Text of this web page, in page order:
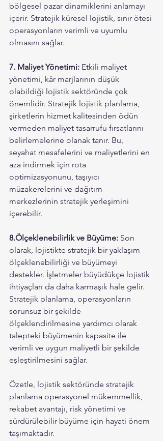
bölgesel pazar dinamiklerini anlamayı
içerir. Stratejik küresel lojistik, sınır ötesi
operasyonların verimli ve uyumlu
olmasını sağlar.
7. Maliyet Yönetimi: Etkili maliyet
yönetimi, kâr marjlarının düşük
olabildiği lojistik sektöründe çok
önemlidir. Stratejik lojistik planlama,
şirketlerin hizmet kalitesinden ödün
vermeden maliyet tasarrufu fırsatlarını
belirlemelerine olanak tanır. Bu,
seyahat mesafelerini ve maliyetlerini en
aza indirmek için rota
optimizasyonunu, taşıyıcı
müzakerelerini ve dağıtım
merkezlerinin stratejik yerleşimini
içerebilir.
8.Ölçeklenebilirlik ve Büyüme: Son
olarak, lojistikte stratejik bir yaklaşım
ölçeklenebilirliği ve büyümeyi
destekler. İşletmeler büyüdükçe lojistik
ihtiyaçları da daha karmaşık hale gelir.
Stratejik planlama, operasyonların
sorunsuz bir şekilde
ölçeklendirilmesine yardımcı olarak
talepteki büyümenin kapasite ile
verimli ve uygun maliyetli bir şekilde
eşleştirilmesini sağlar.
Özetle, lojistik sektöründe stratejik
planlama operasyonel mükemmellik,
rekabet avantajı, risk yönetimi ve
sürdürülebilir büyüme için hayati önem
taşımaktadır.